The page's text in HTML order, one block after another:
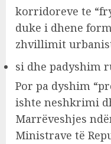
korridoreve te
duke i dhene
zhvillimit
si dhe padyshim
Por pa dyshim
ishte neshkrimi
Marrëveshjes
Ministrave të